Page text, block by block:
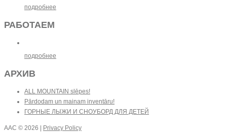
подробнее
РАБОТАЕМ
подробнее
АРХИВ
ALL MOUNTAIN slēpes!
Pārdodam un mainam inventāru!
ГОРНЫЕ ЛЫЖИ И СНОУБОРД ДЛЯ ДЕТЕЙ
AAC © 2026 | Privacy Policy